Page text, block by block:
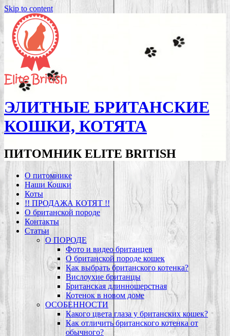
Skip to content
ЭЛИТНЫЕ БРИТАНСКИЕ
КОШКИ, КОТЯТА
ПИТОМНИК ELITE BRITISH
О питомнике
Наши Кошки
Коты
!! ПРОДАЖА КОТЯТ !!
О британской породе
Контакты
Статьи
О ПОРОДЕ
Фото и видео британцев
О британской породе кошек
Как выбрать британского котенка?
Вислоухие британцы
Британская длинношерстная
Котенок в новом доме
ОСОБЕННОСТИ
Какого цвета глаза у британских кошек?
Как отличить британского котенка от
обычного?